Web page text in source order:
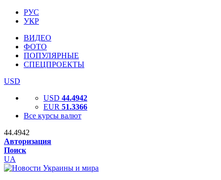
РУС
УКР
ВИДЕО
ФОТО
ПОПУЛЯРНЫЕ
СПЕЦПРОЕКТЫ
USD
USD 44.4942
EUR 51.3366
Все курсы валют
44.4942
Авторизация
Поиск
UA